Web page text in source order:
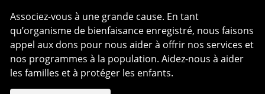
Associez-vous à une grande cause. En tant
qu’organisme de bienfaisance enregistré, nous faisons
appel aux dons pour nous aider à offrir nos services et
nos programmes à la population. Aidez-nous à aider
les familles et à protéger les enfants.